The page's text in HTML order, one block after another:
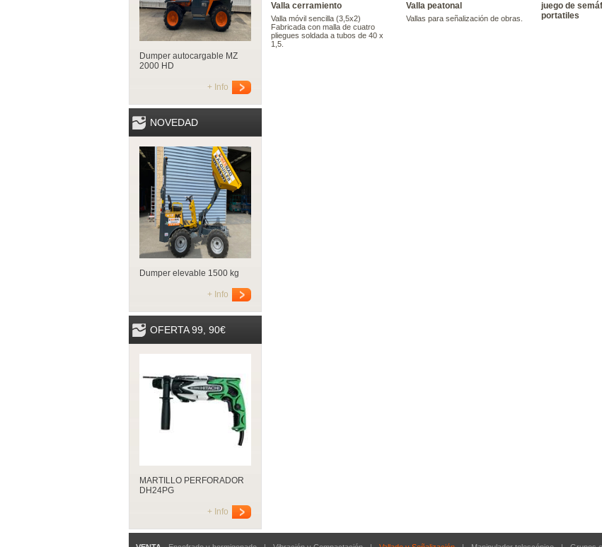
Dumper autocargable MZ
2000 HD
+ Info
NOVEDAD
Dumper elevable 1500 kg
+ Info
OFERTA 99, 90€
MARTILLO PERFORADOR
DH24PG
+ Info
Valla cerramiento
Valla móvil sencilla (3,5x2)
Fabricada con malla de cuatro
pliegues soldada a tubos de 40 x
1,5.
Valla peatonal
Vallas para señalización de obras.
juego de
portatiles